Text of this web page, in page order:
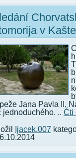
v
Jana Pavla II.
jednoduchého. .. Čti
Ijacek.007